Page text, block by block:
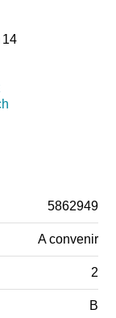
14
5862949
A convenir
2
B